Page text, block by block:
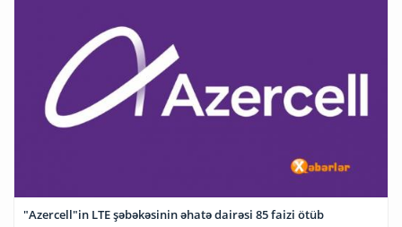
"Azercell"in LTE şəbəkəsinin əhatə dairəsi 85 faizi ötüb